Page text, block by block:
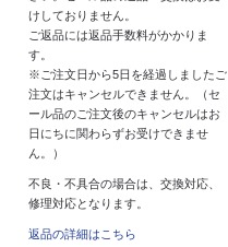
けしておりません。
ご返品には返品手数料がかかりま
す。
※ご注文日から5日を経過しましたご
注文はキャンセルできません。（セ
ール品のご注文後のキャンセルはお
日にちに関わらずお受けできませ
ん。）
不良・不具合の場合は、交換対応、
修理対応となります。
返品の詳細はこちら